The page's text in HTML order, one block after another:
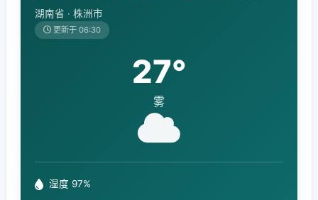
湖南省 · 株洲市
更新于 06:30
27°
雾
湿度 97%